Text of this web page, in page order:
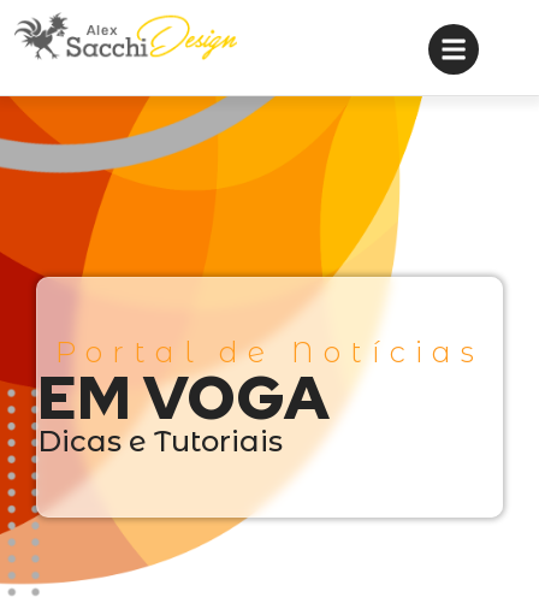
Portal de Notícias
EM VOGA
Dicas e Tutoriais